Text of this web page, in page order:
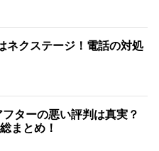
ネクステージ！電話の対処
フターの悪い評判は真実？
まとめ！